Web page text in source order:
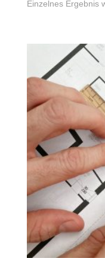
Einzelnes Ergebnis